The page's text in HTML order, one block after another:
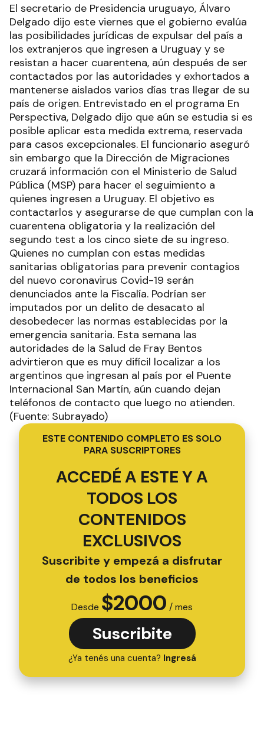
El secretario de Presidencia uruguayo, Álvaro
Delgado dijo este viernes que el gobierno evalúa
las posibilidades jurídicas de expulsar del país a
los extranjeros que ingresen a Uruguay y se
resistan a hacer cuarentena, aún después de ser
contactados por las autoridades y exhortados a
mantenerse aislados varios días tras llegar de su
país de origen. Entrevistado en el programa En
Perspectiva, Delgado dijo que aún se estudia si es
posible aplicar esta medida extrema, reservada
para casos excepcionales. El funcionario aseguró
sin embargo que la Dirección de Migraciones
cruzará información con el Ministerio de Salud
Pública (MSP) para hacer el seguimiento a
quienes ingresen a Uruguay. El objetivo es
contactarlos y asegurarse de que cumplan con la
cuarentena obligatoria y la realización del
segundo test a los cinco siete de su ingreso.
Quienes no cumplan con estas medidas
sanitarias obligatorias para prevenir contagios
del nuevo coronavirus Covid-19 serán
denunciados ante la Fiscalía. Podrían ser
imputados por un delito de desacato al
desobedecer las normas establecidas por la
emergencia sanitaria. Esta semana las
autoridades de la Salud de Fray Bentos
advirtieron que es muy difícil localizar a los
argentinos que ingresan al país por el Puente
Internacional San Martín, aún cuando dejan
teléfonos de contacto que luego no atienden.
(Fuente: Subrayado)
ESTE CONTENIDO COMPLETO ES SOLO
PARA SUSCRIPTORES
ACCEDÉ A ESTE Y A
TODOS LOS
CONTENIDOS
EXCLUSIVOS
Suscribite y empezá a disfrutar
de todos los beneficios
Desde $2000 / mes
Suscribite
¿Ya tenés una cuenta? Ingresá